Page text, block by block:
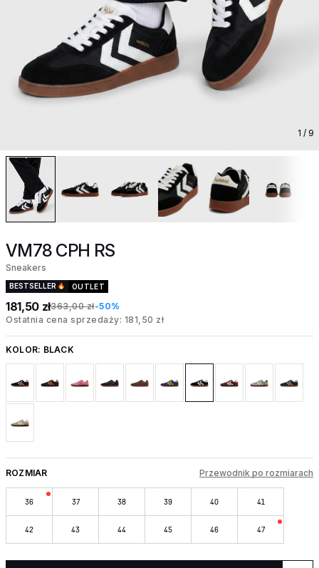
1 / 9
VM78 CPH RS
Sneakers
BESTSELLER OUTLET
181,50 zł363,00 zł-50%
Ostatnia cena sprzedaży: 181,50 zł
KOLOR: BLACK
ROZMIAR Przewodnik po rozmiarach
36 37 38 39 40 41
42 43 44 45 46 47